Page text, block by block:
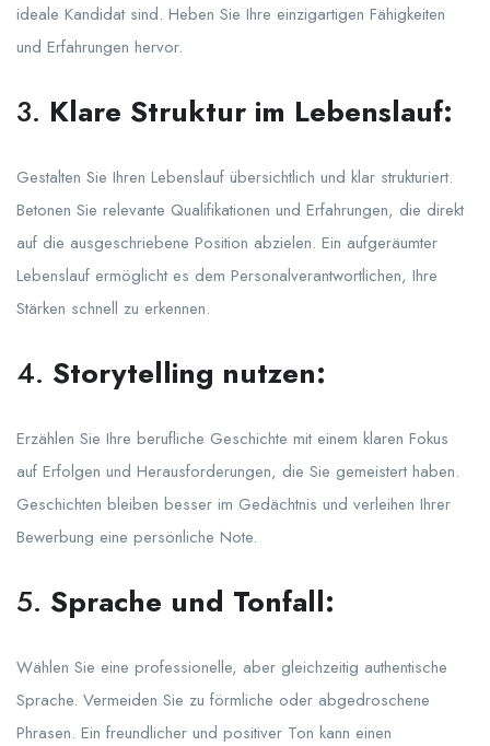
ideale Kandidat sind. Heben Sie Ihre einzigartigen Fähigkeiten
und Erfahrungen hervor.
3. Klare Struktur im Lebenslauf:
Gestalten Sie Ihren Lebenslauf übersichtlich und klar strukturiert.
Betonen Sie relevante Qualifikationen und Erfahrungen, die direkt
auf die ausgeschriebene Position abzielen. Ein aufgeräumter
Lebenslauf ermöglicht es dem Personalverantwortlichen, Ihre
Stärken schnell zu erkennen.
4. Storytelling nutzen:
Erzählen Sie Ihre berufliche Geschichte mit einem klaren Fokus
auf Erfolgen und Herausforderungen, die Sie gemeistert haben.
Geschichten bleiben besser im Gedächtnis und verleihen Ihrer
Bewerbung eine persönliche Note.
5. Sprache und Tonfall:
Wählen Sie eine professionelle, aber gleichzeitig authentische
Sprache. Vermeiden Sie zu förmliche oder abgedroschene
Phrasen. Ein freundlicher und positiver Ton kann einen